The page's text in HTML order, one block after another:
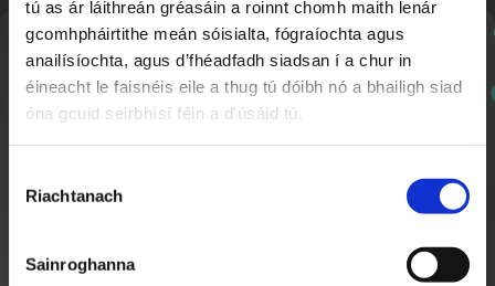
tú as ár láithreán gréasáin a roinnt chomh maith lenár
gcomhpháirtithe meán sóisialta, fógraíochta agus
anailísíochta, agus d’fhéadfadh siadsan í a chur in
éineacht le faisnéis eile a thug tú dóibh nó a bhailigh siad
óna gcuid seirbhísí féin a d'úsáid tú.
Toilithe
Riachtanach
Sainroghanna
Sligeach
Cúrsaí an Chontae
6:45
Nuachtlitir